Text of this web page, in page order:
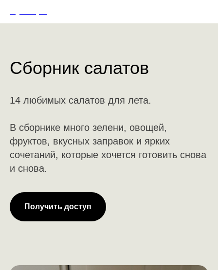
Сборник салатов
14 любимых салатов для лета.
В сборнике много зелени, овощей,
фруктов, вкусных заправок и ярких
сочетаний, которые хочется готовить снова
и снова.
Получить доступ